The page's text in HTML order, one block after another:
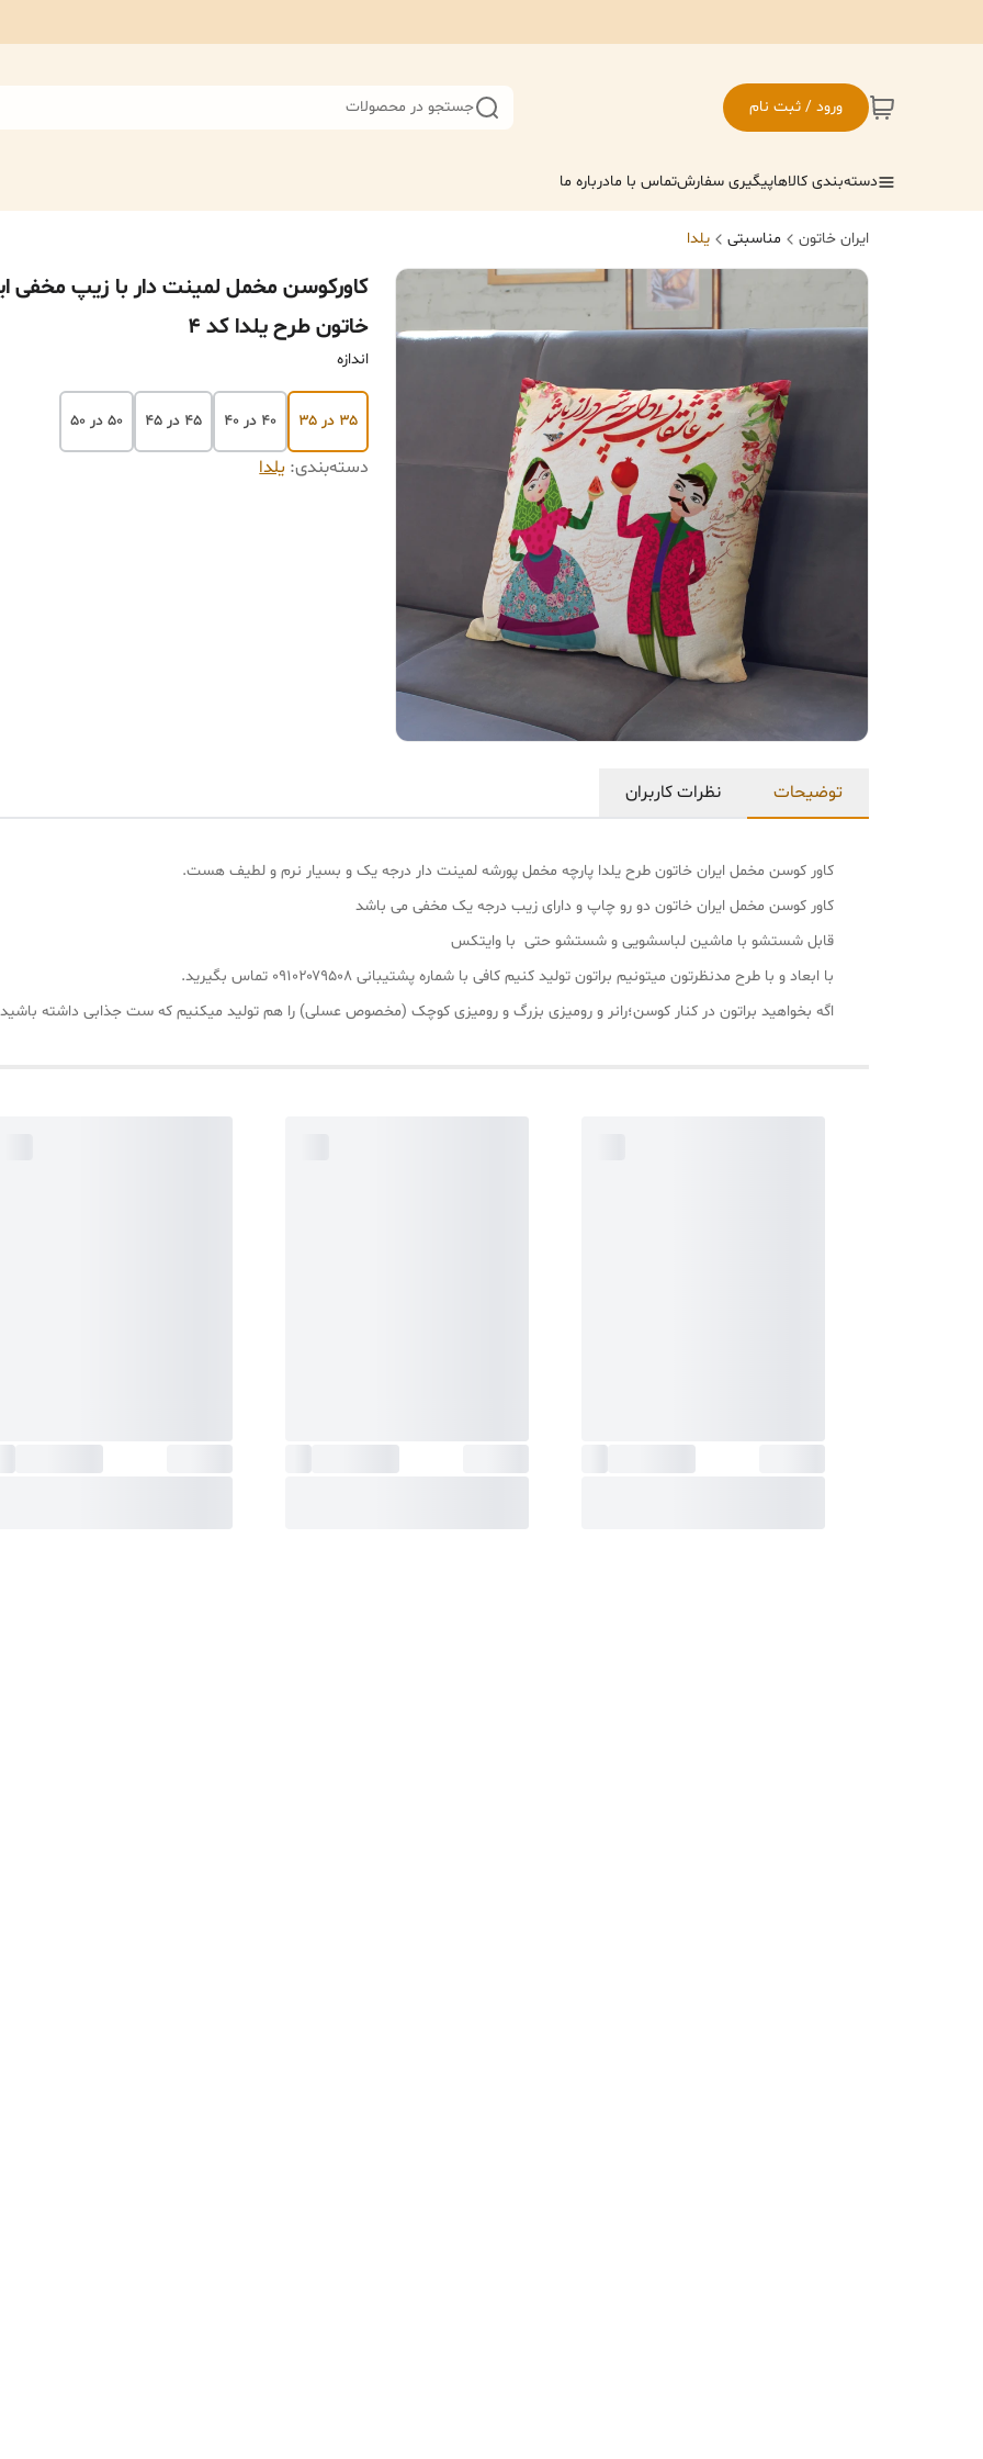
ورود / ثبت نام جستجو در محصولات
دسته‌بندی کالاهاپیگیری سفارشتماس با مادرباره ما
ایران خاتون مناسبتی یلدا
کاورکوسن مخمل لمینت دار با زیپ مخفی
خاتون طرح یلدا کد ۴
اندازه
۳۵ در ۳۵ ۴۰ در ۴۰ ۴۵ در ۴۵ ۵۰ در ۵۰
دسته‌بندی: یلدا
توضیحات نظرات کاربران
کاور کوسن مخمل ایران خاتون طرح یلدا پارچه مخمل پورشه لمینت دار درجه یک و بسیار نرم و لطیف هست.
کاور کوسن مخمل ایران خاتون دو رو چاپ و دارای زیب درجه یک مخفی می باشد
قابل شستشو با ماشین لباسشویی و شستشو حتی با وایتکس
با ابعاد و با طرح مدنظرتون میتونیم براتون تولید کنیم کافی با شماره پشتیبانی ۰۹۱۰۲۰۷۹۵۰۸ تماس بگیرید.
اگه بخواهید براتون در کنار کوسن؛رانر و رومیزی بزرگ و رومیزی کوچک (مخصوص عسلی) را هم تولید میکنیم که ست جذابی داشته